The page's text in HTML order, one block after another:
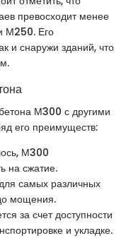
превосходит менее
М250. Его
и снаружи зданий, что
М300 с другими
его преимуществ:
М300
на сжатие.
самых различных
мощения.
за счет доступности
и укладке.